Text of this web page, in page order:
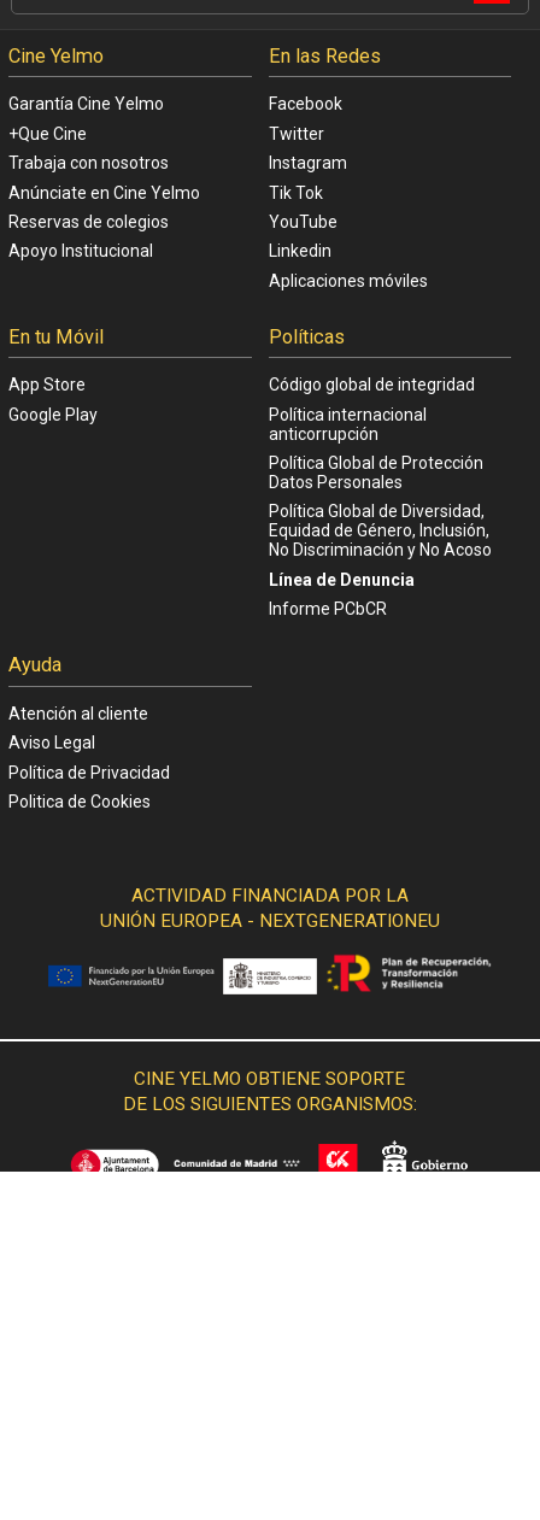
Cine Yelmo
Garantía Cine Yelmo
+Que Cine
Trabaja con nosotros
Anúnciate en Cine Yelmo
Reservas de colegios
Apoyo Institucional
En las Redes
Facebook
Twitter
Instagram
Tik Tok
YouTube
Linkedin
Aplicaciones móviles
En tu Móvil
App Store
Google Play
Políticas
Código global de integridad
Política internacional
anticorrupción
Política Global de Protección
Datos Personales
Política Global de Diversidad,
Equidad de Género, Inclusión,
No Discriminación y No Acoso
Línea de Denuncia
Informe PCbCR
Ayuda
Atención al cliente
Aviso Legal
Política de Privacidad
Politica de Cookies
ACTIVIDAD FINANCIADA POR LA
UNIÓN EUROPEA - NEXTGENERATIONEU
CINE YELMO OBTIENE SOPORTE
DE LOS SIGUIENTES ORGANISMOS: